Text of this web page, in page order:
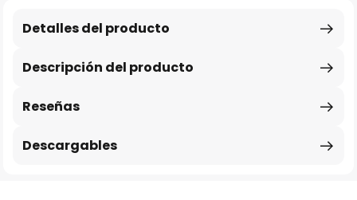
Descripción del producto
Detalles del producto
Reseñas
Descargables